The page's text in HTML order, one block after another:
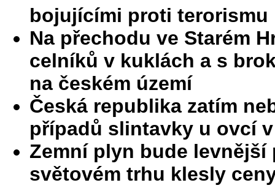
bojujícími proti terorismu
Na přechodu ve Starém
celníků v kuklách a s
na českém území
Česká republika zatím
případů slintavky u ovcí
Zemní plyn bude
světovém trhu klesly